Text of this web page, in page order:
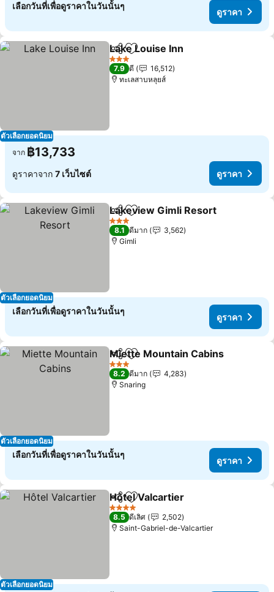
เลือกวันที่เพื่อดูราคาในวันนั้นๆ
ดูราคา
ตัวเลือกยอดนิยม
แชร์ เพิ่มในรายการโปรด
Lake Louise Inn
3 ดาว
7.9 ดี
16,512
ทะเลสาบหลุยส์
จาก ฿13,733
ดูราคาจาก 7 เว็บไซต์ ดูราคา
ตัวเลือกยอดนิยม
แชร์ เพิ่มในรายการโปรด
Lakeview Gimli Resort
3 ดาว
8.1 ดีมาก
3,562
Gimli
เลือกวันที่เพื่อดูราคาในวันนั้นๆ
ดูราคา
ตัวเลือกยอดนิยม
แชร์ เพิ่มในรายการโปรด
Miette Mountain Cabins
3 ดาว
8.2 ดีมาก
4,283
Snaring
เลือกวันที่เพื่อดูราคาในวันนั้นๆ
ดูราคา
ตัวเลือกยอดนิยม
แชร์ เพิ่มในรายการโปรด
Hôtel Valcartier
4 ดาว
8.5 ดีเลิศ
2,502
Saint-Gabriel-de-Valcartier